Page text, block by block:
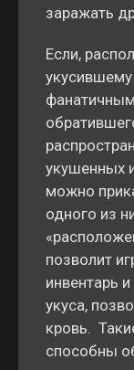
заражать
Если,
укушенных
можно
одного из
позволит
инвентарь
укуса,
кровь.
способны